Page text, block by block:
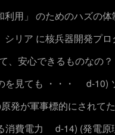
利用」 のためのハズの
シリア に核兵器開発プ
、安心できるものなの？
見ても ・・・
d-10)
発が軍事標的にされて
消費電力
d-14) (発電